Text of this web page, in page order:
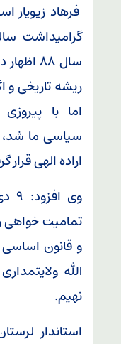
فرهاد زیویار
سال ۸۸
ریشه تاریخی و
اما با
سیاسی ما
اراده الهی
تمامیت خواهی
و قانون اساسی
الله
نهیم.
استاندار